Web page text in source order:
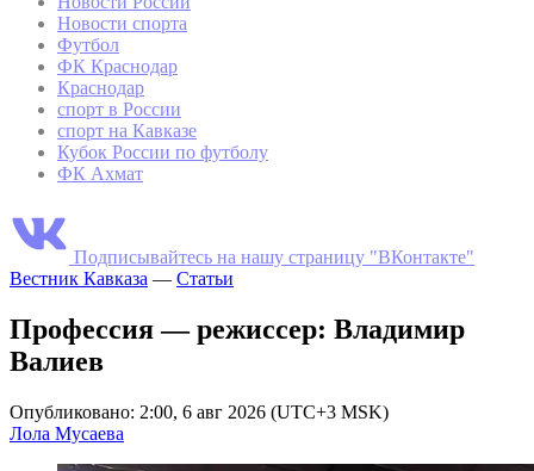
Новости спорта
Футбол
ФК Краснодар
Краснодар
спорт в России
спорт на Кавказе
Кубок России по футболу
ФК Ахмат
Подписывайтесь на нашу страницу "ВКонтакте"
Вестник Кавказа — Статьи
Профессия — режиссер: Владимир
Валиев
Опубликовано: 2:00, 6 авг 2026 (UTC+3 MSK)
Лола Мусаева